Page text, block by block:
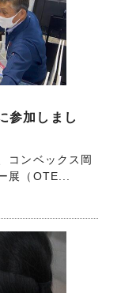
参加しまし
コンベックス岡
展（OTE...